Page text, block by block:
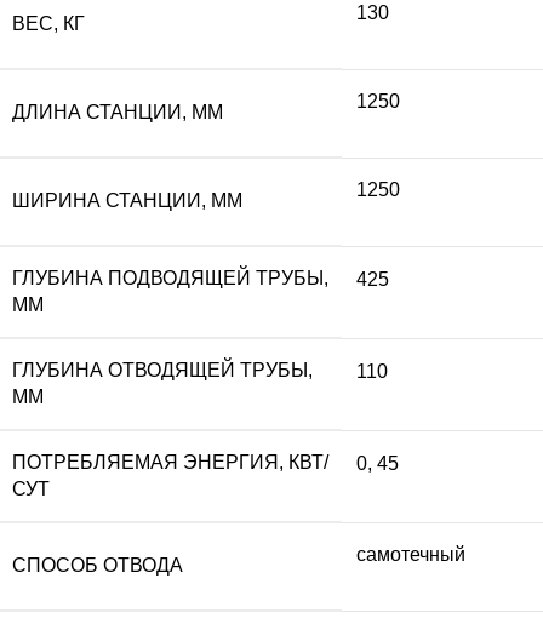
ВЕС, КГ
130
ДЛИНА СТАНЦИИ, ММ
1250
ШИРИНА СТАНЦИИ, ММ
1250
ГЛУБИНА ПОДВОДЯЩЕЙ ТРУБЫ,
ММ
425
ГЛУБИНА ОТВОДЯЩЕЙ ТРУБЫ,
ММ
110
ПОТРЕБЛЯЕМАЯ ЭНЕРГИЯ, КВТ/
СУТ
0, 45
СПОСОБ ОТВОДА
самотечный